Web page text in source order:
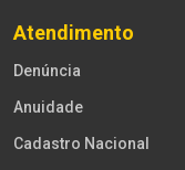
Atendimento
Denúncia
Anuidade
Cadastro Nacional